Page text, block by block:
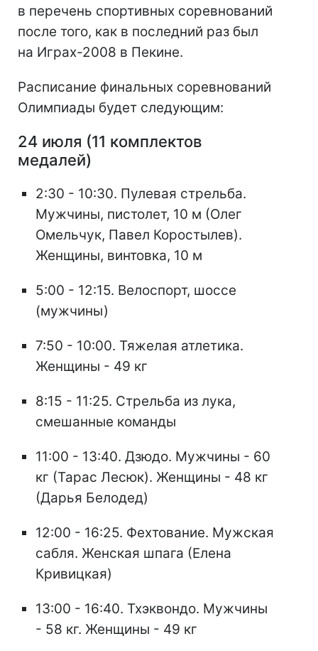
в перечень спортивных соревнований
после того, как в последний раз был
на Играх-2008 в Пекине.
Расписание финальных соревнований
Олимпиады будет следующим:
24 июля (11 комплектов
медалей)
2:30 - 10:30. Пулевая стрельба.
Мужчины, пистолет, 10 м (Олег
Омельчук, Павел Коростылев).
Женщины, винтовка, 10 м
5:00 - 12:15. Велоспорт, шоссе
(мужчины)
7:50 - 10:00. Тяжелая атлетика.
Женщины - 49 кг
8:15 - 11:25. Стрельба из лука,
смешанные команды
11:00 - 13:40. Дзюдо. Мужчины - 60
кг (Тарас Лесюк). Женщины - 48 кг
(Дарья Белодед)
12:00 - 16:25. Фехтование. Мужская
сабля. Женская шпага (Елена
Кривицкая)
13:00 - 16:40. Тхэквондо. Мужчины
- 58 кг. Женщины - 49 кг